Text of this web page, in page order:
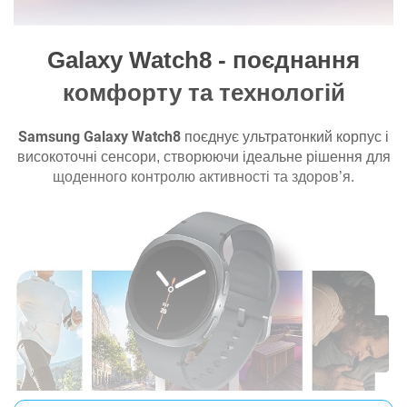
Sapphire
Ємність акумулятору:
325 мАгод
Час автономної роботи:
до 1.5 днів
Інтерфейси з'єднання:
Bluetooth, Wi-Fi
Сумісність з ОС:
Android OS
Операційна система:
Wear OS by Samsung
Дизайн:
класичний
Вбудована пам'ять:
32 ГБ
Galaxy Watch8 - поєднання
комфорту та технологій
Samsung Galaxy Watch8 поєднує ультратонкий корпус і
високоточні сенсори, створюючи ідеальне рішення для
щоденного контролю активності та здоров’я.